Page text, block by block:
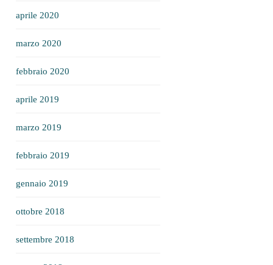
aprile 2020
marzo 2020
febbraio 2020
aprile 2019
marzo 2019
febbraio 2019
gennaio 2019
ottobre 2018
settembre 2018